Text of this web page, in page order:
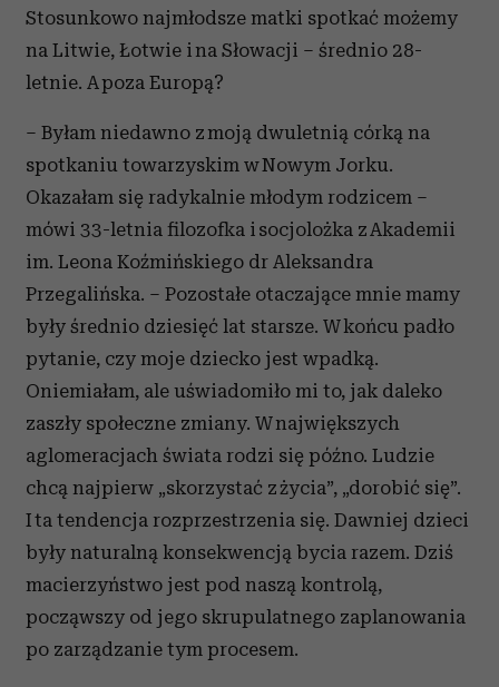
Stosunkowo najmłodsze matki spotkać możemy
na Litwie, Łotwie i na Słowacji – średnio 28-
letnie. A poza Europą?
– Byłam niedawno z moją dwuletnią córką na
spotkaniu towarzyskim w Nowym Jorku.
Okazałam się radykalnie młodym rodzicem –
mówi 33-letnia filozofka i socjolożka z Akademii
im. Leona Koźmińskiego dr Aleksandra
Przegalińska. – Pozostałe otaczające mnie mamy
były średnio dziesięć lat starsze. W końcu padło
pytanie, czy moje dziecko jest wpadką.
Oniemiałam, ale uświadomiło mi to, jak daleko
zaszły społeczne zmiany. W największych
aglomeracjach świata rodzi się późno. Ludzie
chcą najpierw „skorzystać z życia”, „dorobić się”.
I ta tendencja rozprzestrzenia się. Dawniej dzieci
były naturalną konsekwencją bycia razem. Dziś
macierzyństwo jest pod naszą kontrolą,
począwszy od jego skrupulatnego zaplanowania
po zarządzanie tym procesem.